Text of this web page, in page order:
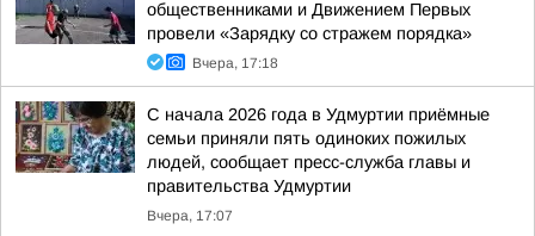
общественниками и Движением Первых
провели «Зарядку со стражем порядка»
Вчера, 17:18
С начала 2026 года в Удмуртии приёмные
семьи приняли пять одиноких пожилых
людей, сообщает пресс-служба главы и
правительства Удмуртии
Вчера, 17:07